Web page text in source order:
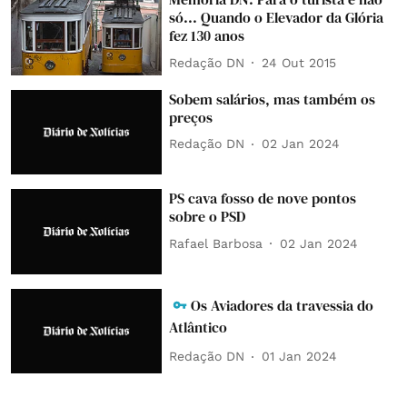
só... Quando o Elevador da Glória
fez 130 anos
Redação DN 24 Out 2015
Sobem salários, mas também os
preços
Redação DN 02 Jan 2024
PS cava fosso de nove pontos
sobre o PSD
Rafael Barbosa 02 Jan 2024
Os Aviadores da travessia do
Atlântico
Redação DN 01 Jan 2024